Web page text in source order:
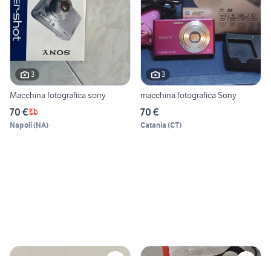
3
Macchina fotografica sony
70 €
Napoli(NA)
3
macchina fotografica Sony
70 €
Catania (CT)